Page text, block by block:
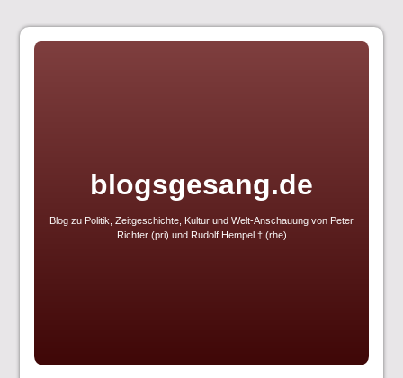
Skip
blogsgesang.de
Blog zu Politik, Zeitgeschichte, Kultur und Welt-Anschauung von Peter
Richter (pri) und Rudolf Hempel † (rhe)